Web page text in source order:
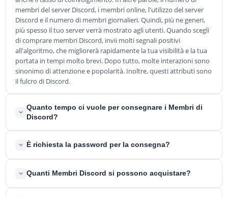
membri del server Discord, i membri online, l'utilizzo del server
Discord e il numero di membri giornalieri. Quindi, più ne generi,
più spesso il tuo server verrà mostrato agli utenti. Quando scegli
di comprare membri Discord, invii molti segnali positivi
all'algoritmo, che migliorerà rapidamente la tua visibilità e la tua
portata in tempi molto brevi. Dopo tutto, molte interazioni sono
sinonimo di attenzione e popolarità. Inoltre, questi attributi sono
il fulcro di Discord.
Quanto tempo ci vuole per consegnare i Membri di
Discord?
Dopo aver scelto uno dei nostri pacchetti di servizi di marketing
immediatamente tutti i preparativi necessari. Oltre a controllare il
È richiesta la password per la consegna?
Non abbiamo bisogno di alcun dato sensibile da parte tua per
Quanti Membri Discord si possono acquistare?